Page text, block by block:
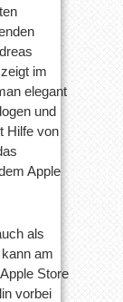
im
elegant
und
Hilfe von
Apple
als
am
Store
vorbei